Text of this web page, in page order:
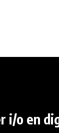
i/o en